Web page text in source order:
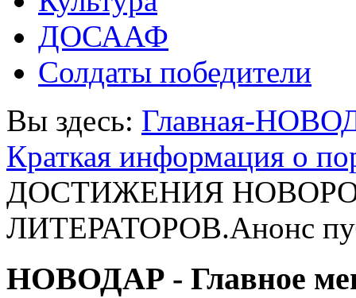
ДОСААФ
Солдаты победители
Вы здесь: Главная-
Краткая информация о
ДОСТИЖЕНИЯ
ЛИТЕРАТОРОВ.Анонс
НОВОДАР - Главное